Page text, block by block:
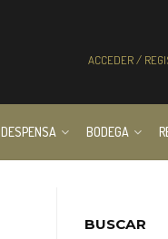
ACCEDER /
DESPENSA BODEGA
BUSCAR